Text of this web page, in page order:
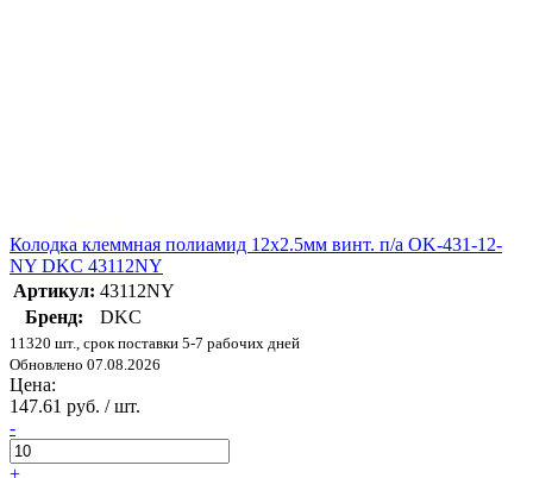
Колодка клеммная полиамид 12х2.5мм винт. п/а OK-431-12-
NY DKC 43112NY
Артикул: 43112NY
Бренд:
DKC
11320 шт., срок поставки 5-7 рабочих дней
Обновлено 07.08.2026
Цена:
147.61 руб. / шт.
-
+